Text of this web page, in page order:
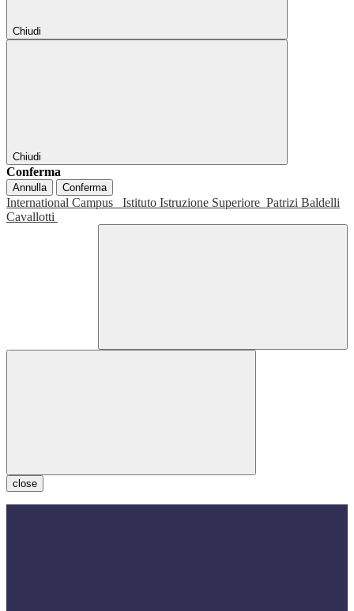
Chiudi
Chiudi
Conferma
Annulla Conferma
International Campus Istituto Istruzione Superiore Patrizi Baldelli
Cavallotti
close